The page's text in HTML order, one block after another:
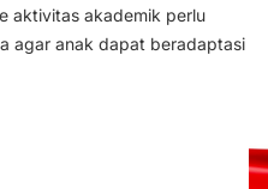
aktivitas akademik perlu
agar anak dapat beradaptasi